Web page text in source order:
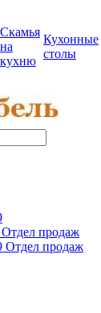
Скамья
на
кухню
Кухонные
столы
Отдел продаж
Отдел продаж